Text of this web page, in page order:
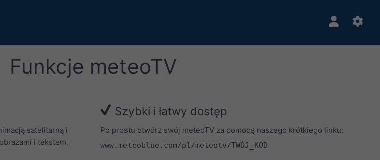
Funkcje meteoTV
satelitarną i
i tekstem.
Szybki i łatwy dostęp
Po prostu otwórz swój meteoTV za pomocą naszego krótkiego linku:
www.meteoblue.com/pl/meteotv/TWÓJ_KOD